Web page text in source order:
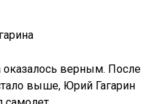
верным. После
выше, Юрий Гагарин